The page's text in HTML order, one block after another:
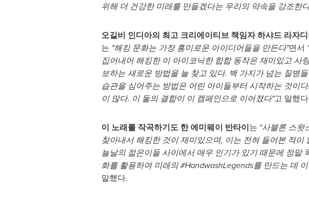
위해 더 건강한 미래를 만들겠다는 우리의 약속을 강조한
오길비 인디아의 최고 크리에이티브 책임자 하샤드 라자
는 "해킹 문화는 가장 흥미로운 아이디어들을 만든다"면서
집어내어 해킹한 이 아이코닉한 힙합 동작은 재미있고
보하는 새로운 방법을 늘 찾고 있다. 백 가지가 넘는 질병
습관을 심어주는 방법은 어린 아이들부터 시작하는 것이
이 많다. 이 둘의 결합이 이 캠페인으로 이어졌다"고 말했
이 노래를 작곡하기도 한 에미웨이 반타이는 "사블론 스왓
찾아내서 해킹한 것이 재미있으며, 이는 전혀 들어본 적이
늘날의 젊은이들 사이에서 매우 인기가 있기 때문에 정말
화를 활용하여 미래의 #HandwashLegends를 만드는 데
말했다.